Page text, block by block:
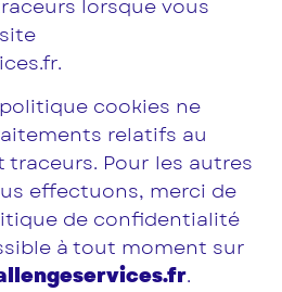
lorsque vous
cookies ne
relatifs au
Pour les autres
effectuons, merci de
de confidentialité
à tout moment sur
.